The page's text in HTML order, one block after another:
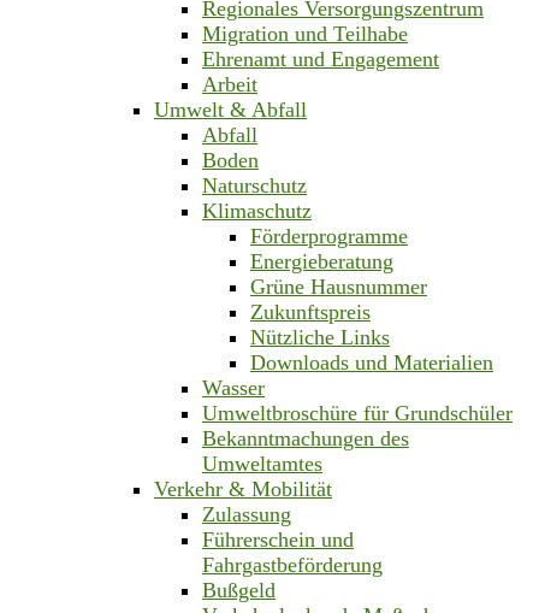
Regionales Versorgungszentrum
Migration und Teilhabe
Ehrenamt und Engagement
Arbeit
Umwelt & Abfall
Abfall
Boden
Naturschutz
Klimaschutz
Förderprogramme
Energieberatung
Grüne Hausnummer
Zukunftspreis
Nützliche Links
Downloads und Materialien
Wasser
Umweltbroschüre für Grundschüler
Bekanntmachungen des
Umweltamtes
Verkehr & Mobilität
Zulassung
Führerschein und
Fahrgastbeförderung
Bußgeld